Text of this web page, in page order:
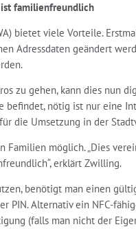
familienfreundlich
bietet viele Vorteile.
Adressdaten geändert
zu gehen, kann dies nun
nötig ist nur eine
die Umsetzung in der
möglich. „Dies
erklärt Zwilling.
benötigt man einen
Alternativ ein NFC-
(falls man nicht der